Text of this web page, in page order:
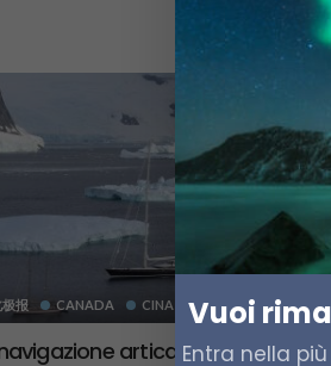
极报 CANADA CINA
artica come
Vuoi
Entra nella